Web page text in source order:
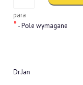
para
* - Pole wymagane
Dr.Jan